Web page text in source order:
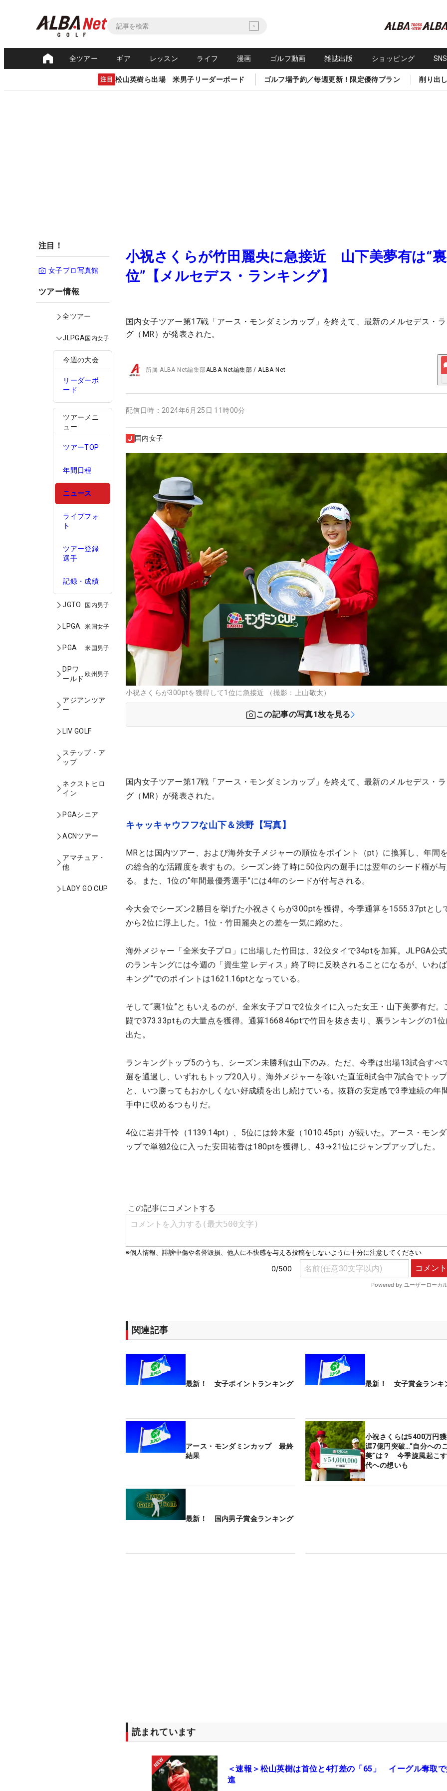
全ツアー ギア レッスン ライフ 漫画 ゴルフ動画 雑誌出版 ショッピング
注目 松山英樹ら出場 米男子リーダーボード ゴルフ場予約／毎週更新！限定優待プラン 削り出
注目！
女子プロ写真館
ツアー情報
全ツアー
JLPGA国内女子
今週の大会
リーダーボ
ード
ツアーメニ
ュー
ツアーTOP
年間日程
ニュース
ライブフォ
ト
ツアー登録
選手
記録・成績
JGTO 国内男子
LPGA 米国女子
PGA 米国男子
DPワ
ールド
欧州男子
アジアンツア
ー
LIV GOLF
ステップ・ア
ップ
ネクストヒロ
イン
PGAシニア
ACNツアー
アマチュア・
他
LADY GO CUP
小祝さくらが竹田麗央に急接近 山下美夢有は“
位”【メルセデス・ランキング】
国内女子ツアー第17戦「アース・モンダミンカップ」を終えて、最新のメルセデス・
グ（MR）が発表された。
所属ALBA Net編集部ALBA Net編集部 /ALBA Net
配信日時： 2024年6月25日 11時00分
国内女子
小祝さくらが300ptを獲得して1位に急接近 （撮影：上山敬太）
この記事の写真1枚を見る
国内女子ツアー第17戦「アース・モンダミンカップ」を終えて、最新のメルセデス・
グ（MR）が発表された。
キャッキャウフフな山下＆渋野【写真】
MRとは国内ツアー、および海外女子メジャーの順位をポイント（pt）に換算し、年間
の総合的な活躍度を表すもの。シーズン終了時に50位内の選手には翌年のシード権が
る。また、1位の“年間最優秀選手”には4年のシードが付与される。
今大会でシーズン2勝目を挙げた小祝さくらが300ptを獲得。今季通算を1555.37ptとし
から2位に浮上した。1位・竹田麗央との差を一気に縮めた。
海外メジャー「全米女子プロ」に出場した竹田は、32位タイで34ptを加算。JLPGA公
のランキングには今週の「資生堂 レディス」終了時に反映されることになるが、いわ
キング”でのポイントは1621.16ptとなっている。
そして“裏1位”ともいえるのが、全米女子プロで2位タイに入った女王・山下美夢有だ。
闘で373.33ptもの大量点を獲得。通算1668.46ptで竹田を抜き去り、裏ランキングの1
出た。
ランキングトップ5のうち、シーズン未勝利は山下のみ。ただ、今季は出場13試合すべ
選を通過し、いずれもトップ20入り。海外メジャーを除いた直近8試合中7試合でトッ
と、いつ勝ってもおかしくない好成績を出し続けている。抜群の安定感で3季連続の年
手中に収めるつもりだ。
4位に岩井千怜（1139.14pt）、5位には鈴木愛（1010.45pt）が続いた。アース・モン
ップで単独2位に入った安田祐香は180ptを獲得し、43→21位にジャンプアップした。
関連記事
最新！ 女子ポイントランキング 最新！ 女子賞金ランキ
アース・モンダミンカップ 最終
結果
小祝さくらは5400万円
涯7億円突破…“自分への
美”は？ 今季旋風起こ
代への想いも
最新！ 国内男子賞金ランキング
読まれています
＜速報＞松山英樹は首位と4打差の「65」 イーグル奪取
進